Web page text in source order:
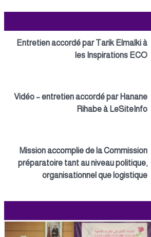
Entretien accordé par Tarik Elmalki à
les Inspirations ECO
Vidéo – entretien accordé par Hanane
Rihabe à LeSiteInfo
Mission accomplie de la Commission
préparatoire tant au niveau politique,
organisationnel que logistique